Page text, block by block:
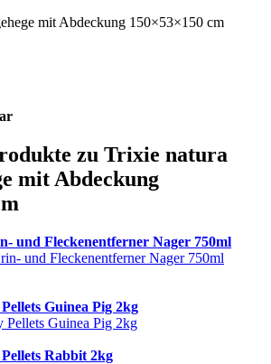
mit Abdeckung 150×53×150 cm
zu Trixie natura
mit Abdeckung
und Fleckenentferner Nager 750ml
Guinea Pig 2kg
Rabbit 2kg